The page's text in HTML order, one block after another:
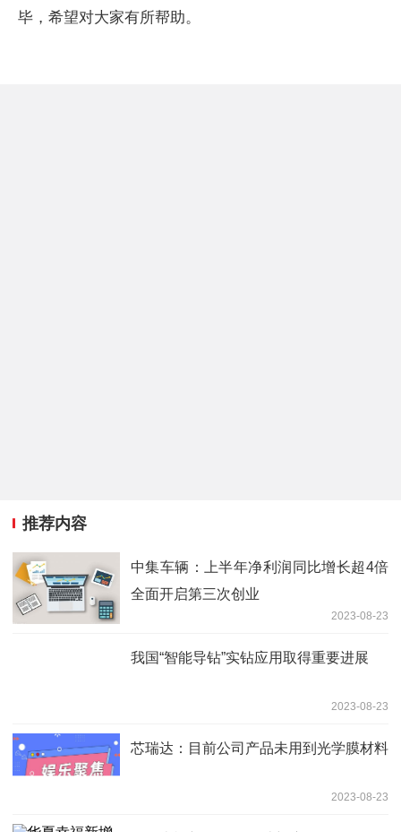
毕，希望对大家有所帮助。
推荐内容
中集车辆：上半年净利润同比增长超4倍
全面开启第三次创业
2023-08-23
我国“智能导钻”实钻应用取得重要进展
2023-08-23
芯瑞达：目前公司产品未用到光学膜材料
2023-08-23